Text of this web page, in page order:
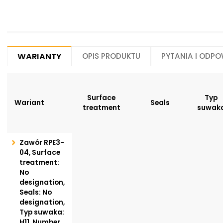
Warianty Opis produktu Pytania i
Wariant
Surface
treatment
Seals
Typ
Zawór RPE3-
04, Surface
treatment:
No
designation,
Seals: No
designation,
Typ suwaka: